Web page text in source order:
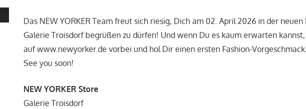
Das NEW YORKER Team freut sich riesig, Dich am 02. April 2026 in der
Galerie Troisdorf begrüßen zu dürfen! Und wenn Du es kaum erwarten
auf www.newyorker.de vorbei und hol Dir einen ersten Fashion-Vorgeschmack.
See you soon!
NEW YORKER Store
Galerie Troisdorf